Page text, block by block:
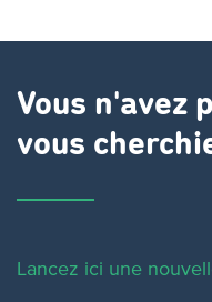
Vous n'avez
vous
Lancez ici une